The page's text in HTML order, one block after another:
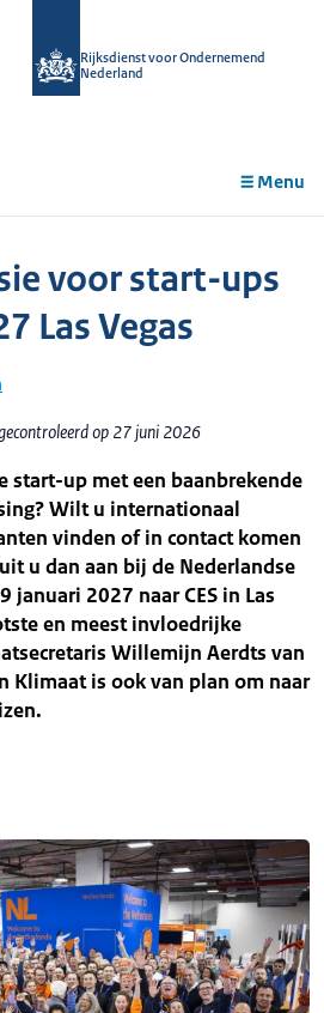
Rijksdienst voor Ondernemend
Nederland
Menu
voor start-ups
Las Vegas
op 27 juni 2026
start-up met een baanbrekende
Wilt u internationaal
vinden of in contact komen
u dan aan bij de Nederlandse
2027 naar CES in Las
en meest invloedrijke
Willemijn Aerdts van
Klimaat is ook van plan om naar